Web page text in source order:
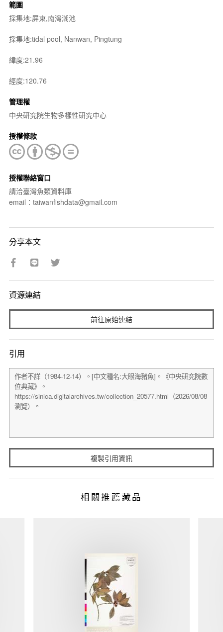
範圍
採集地:屏東,南灣潮池
採集地:tidal pool, Nanwan, Pingtung
緯度:21.96
經度:120.76
管理權
中央研究院生物多樣性研究中心
授權條款
授權聯絡窗口
請洽臺灣魚類資料庫
email：taiwanfishdata@gmail.com
分享本文
資源連結
前往原始連結
引用
複製引用資訊
相關推薦藏品